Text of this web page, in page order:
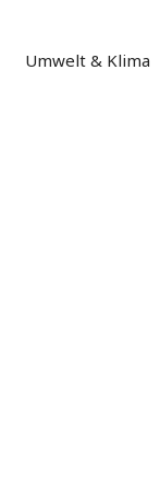
Umwelt & Klima